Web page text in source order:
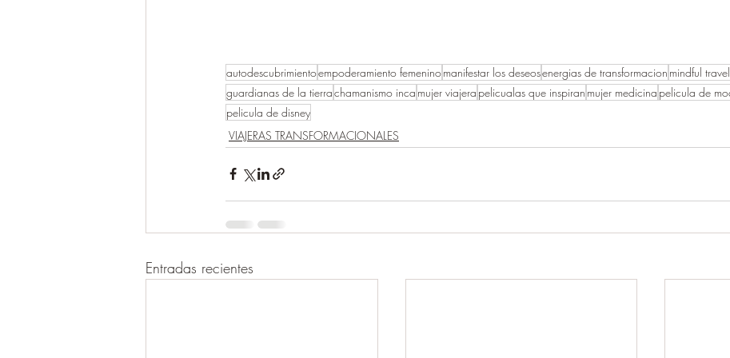
autodescubrimientoempoderamiento femeninomanifestar los deseosenergias de transformacion mindful travel
guardianas de la tierrachamanismo inca mujer viajera pelicualas que inspiran mujer medicina pelicula de
pelicula de disney
VIAJERAS TRANSFORMACIONALES
Entradas recientes